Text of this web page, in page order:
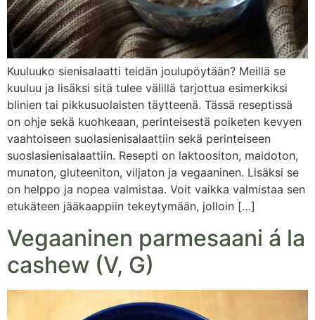
Kuuluuko sienisalaatti teidän joulupöytään? Meillä se
kuuluu ja lisäksi sitä tulee välillä tarjottua esimerkiksi
blinien tai pikkusuolaisten täytteenä. Tässä reseptissä
on ohje sekä kuohkeaan, perinteisestä poiketen kevyen
vaahtoiseen suolasienisalaattiin sekä perinteiseen
suoslasienisalaattiin. Resepti on laktoositon, maidoton,
munaton, gluteeniton, viljaton ja vegaaninen. Lisäksi se
on helppo ja nopea valmistaa. Voit vaikka valmistaa sen
etukäteen jääkaappiin tekeytymään, jolloin […]
Vegaaninen parmesaani á la
cashew (V, G)